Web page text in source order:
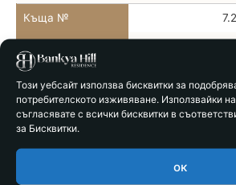
Този уебсайт използва бисквитки за
потребителското изживяване. Използвайки
съгласявате с всички бисквитки в
за Бисквитки.
ок
Къща №
РЗП
Двор
Статус